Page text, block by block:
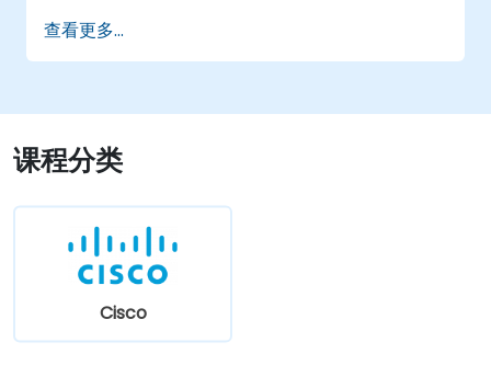
配置、SIP信令的报文序列图和内部消息结构，并帮
助理解典型问题和故障排除，包括安全和电信欺诈
操作和管理方面的经验，涵盖虚拟化和基于云的解
决方案。实践部分使用SIP硬电话和软电话以及IP电
话服务器（Asterisk和Freeswitch）进行演示。学
经验，提出自己的问题和疑问。这些问题将在总结
环节中被纳入议程，作为培训的补充，以满足客户
的紧急需求。本课程面向具备电信服务基础知识和
经验的学员，特别是VoIP和IP网络领域的学员。
查看更多...
课程分类
Cisco